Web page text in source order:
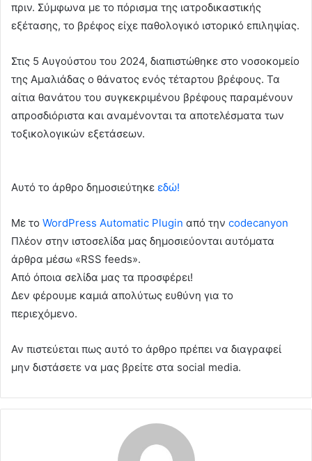
πριν. Σύμφωνα με το πόρισμα της ιατροδικαστικής
εξέτασης, το βρέφος είχε παθολογικό ιστορικό επιληψίας.
Στις 5 Αυγούστου του 2024, διαπιστώθηκε στο νοσοκομείο
της Αμαλιάδας ο θάνατος ενός τέταρτου βρέφους. Τα
αίτια θανάτου του συγκεκριμένου βρέφους παραμένουν
απροσδιόριστα και αναμένονται τα αποτελέσματα των
τοξικολογικών εξετάσεων.
Αυτό το άρθρο δημοσιεύτηκε εδώ!
Με το WordPress Automatic Plugin από την codecanyon
Πλέον στην ιστοσελίδα μας δημοσιεύονται αυτόματα
άρθρα μέσω «RSS feeds».
Από όποια σελίδα μας τα προσφέρει!
Δεν φέρουμε καμιά απολύτως ευθύνη για το
περιεχόμενο.
Αν πιστεύεται πως αυτό το άρθρο πρέπει να διαγραφεί
μην διστάσετε να μας βρείτε στα social media.